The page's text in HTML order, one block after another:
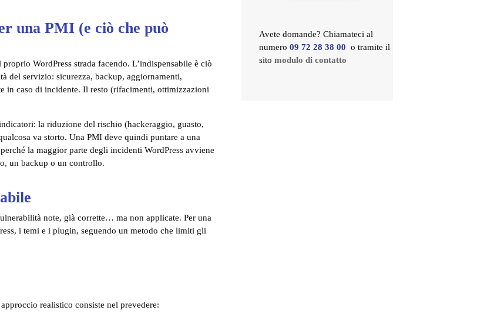
una PMI (e ciò che può
WordPress strada facendo. L’indispensabile è ciò
del servizio: sicurezza, backup, aggiornamenti,
in caso di incidente. Il resto (rifacimenti, ottimizzazioni
la riduzione del rischio (hackeraggio, guasto,
va storto. Una PMI deve quindi puntare a una
la maggior parte degli incidenti WordPress avviene
un backup o un controllo.
note, già corrette… ma non applicate. Per una
i temi e i plugin, seguendo un metodo che limiti gli
realistico consiste nel prevedere:
Avete domande? Chiamateci al
numero09 72 28 38 00 o tramite il
sitomodulo di contatto